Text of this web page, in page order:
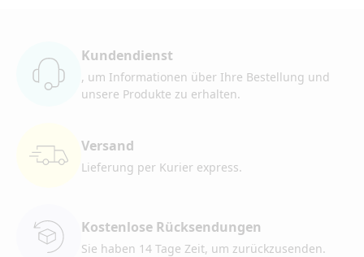
Kundendienst
, um Informationen über Ihre Bestellung und
unsere Produkte zu erhalten.
Versand
Lieferung per Kurier express.
Kostenlose Rücksendungen
Sie haben 14 Tage Zeit, um zurückzusenden.